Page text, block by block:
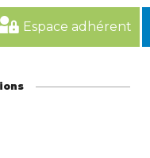
Espace adhérent